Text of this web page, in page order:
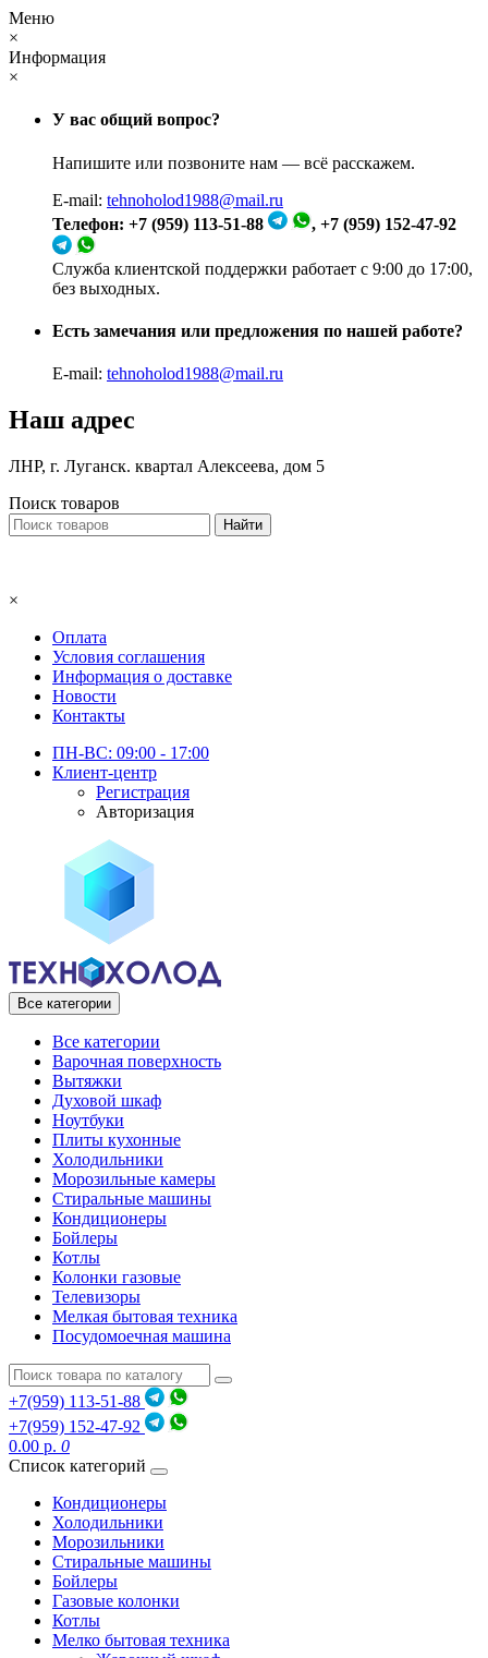
Меню
×
Информация
×
У вас общий вопрос?
Напишите или позвоните нам — всё расскажем.
E-mail: tehnoholod1988@mail.ru
Телефон: +7 (959) 113-51-88
, +7 (959) 152-47-92
Служба клиентской поддержки работает с 9:00 до 17:00,
без выходных.
Есть замечания или предложения по нашей работе?
E-mail: tehnoholod1988@mail.ru
Наш адрес
ЛНР, г. Луганск. квартал Алексеева, дом 5
Поиск товаров
×
Оплата
Условия соглашения
Информация о доставке
Новости
Контакты
ПН-ВС: 09:00 - 17:00
Клиент-центр
Регистрация
Авторизация
Все категории
Все категории
Варочная поверхность
Вытяжки
Духовой шкаф
Ноутбуки
Плиты кухонные
Холодильники
Морозильные камеры
Стиральные машины
Кондиционеры
Бойлеры
Котлы
Колонки газовые
Телевизоры
Мелкая бытовая техника
Посудомоечная машина
+7(959) 113-51-88
+7(959) 152-47-92
0.00 р. 0
Список категорий
Кондиционеры
Холодильники
Морозильники
Стиральные машины
Бойлеры
Газовые колонки
Котлы
Мелко бытовая техника